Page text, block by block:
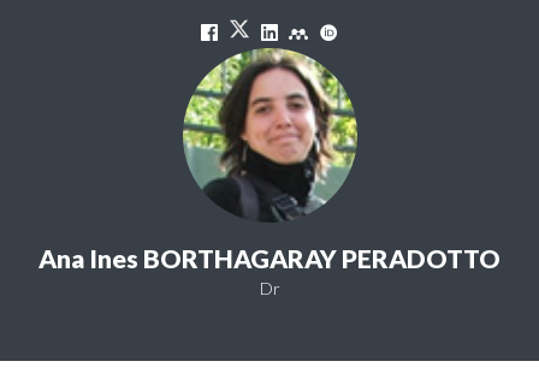
Ana Ines BORTHAGARAY PERADOTTO
Dr